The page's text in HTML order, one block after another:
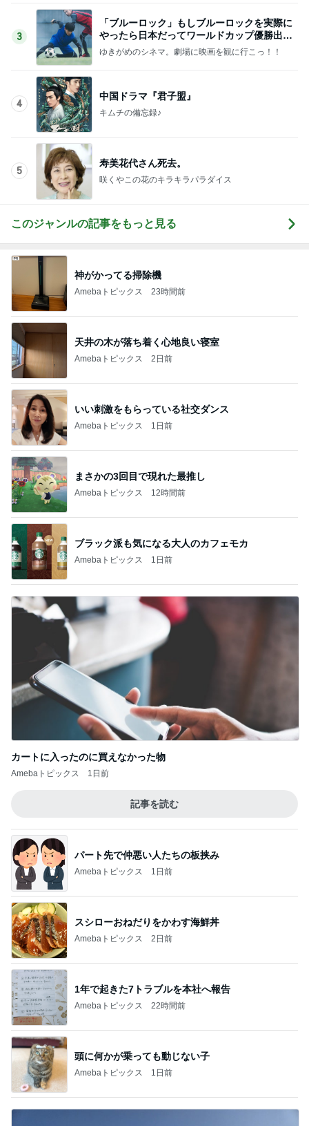
3
「ブルーロック」もしブルーロックを実際に
やったら日本だってワールドカップ優勝出来
るかもしれません
ゆきがめのシネマ。劇場に映画を観に行こっ！！
4
中国ドラマ『君子盟』
キムチの備忘録♪
5
寿美花代さん死去。
咲くやこの花のキラキラパラダイス
このジャンルの記事をもっと見る
神がかってる掃除機
Amebaトピックス 23時間前
天井の木が落ち着く心地良い寝室
Amebaトピックス 2日前
いい刺激をもらっている社交ダンス
Amebaトピックス 1日前
まさかの3回目で現れた最推し
Amebaトピックス 12時間前
ブラック派も気になる大人のカフェモカ
Amebaトピックス 1日前
カートに入ったのに買えなかった物
Amebaトピックス 1日前
記事を読む
パート先で仲悪い人たちの板挟み
Amebaトピックス 1日前
スシローおねだりをかわす海鮮丼
Amebaトピックス 2日前
1年で起きた7トラブルを本社へ報告
Amebaトピックス 22時間前
頭に何かが乗っても動じない子
Amebaトピックス 1日前